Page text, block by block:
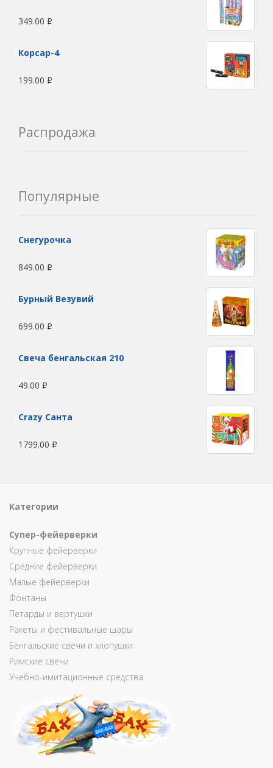
349.00 Р
Корсар-4
199.00 Р
Распродажа
Популярные
Снегурочка
849.00 Р
Бурный Везувий
699.00 Р
Свеча бенгальская 210
49.00 Р
Сrazy Санта
1799.00 Р
Категории
Супер-фейерверки
Крупные фейерверки
Средние фейерверки
Малые фейерверки
Фонтаны
Петарды и вертушки
Ракеты и фестивальные шары
Бенгальские свечи и хлопушки
Римские свечи
Учебно-имитационные средства